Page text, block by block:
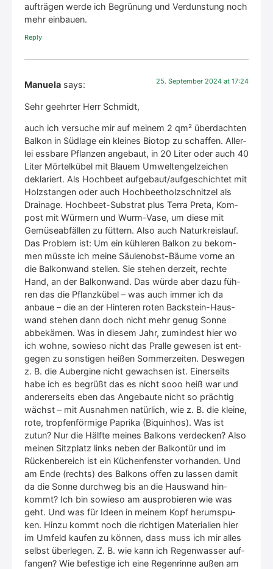
auf­trä­gen wer­de ich Begrü­nung und Ver­duns­tung noch
mehr ein­bau­en.
Rep­ly
Manuela says: 25. Sep­tem­ber 2024 at 17:24
Sehr geehr­ter Herr Schmidt,
auch ich ver­su­che mir auf mei­nem 2 qm² über­dach­ten
Bal­kon in Süd­la­ge ein klei­nes Bio­top zu schaf­fen. Aller­
lei ess­ba­re Pflan­zen ange­baut, in 20 Liter oder auch 40
Liter Mör­tel­kü­bel mit Blau­em Umwelt­engel­zei­chen
dekla­riert. Als Hoch­beet aufgebaut/aufgeschichtet mit
Holz­stan­gen oder auch Hoch­be­et­holz­schnit­zel als
Drai­na­ge. Hoch­beet-Sub­strat plus Ter­ra Pre­ta, Kom­
post mit Wür­mern und Wurm-Vase, um die­se mit
Gemü­se­ab­fäl­len zu füt­tern. Also auch Natur­kreis­lauf.
Das Pro­blem ist: Um ein küh­le­ren Bal­kon zu bekom­
men müss­te ich mei­ne Säu­len­obst-Bäu­me vor­ne an
die Bal­kon­wand stel­len. Sie ste­hen der­zeit, rech­te
Hand, an der Bal­kon­wand. Das wür­de aber dazu füh­
ren das die Pflanz­kü­bel – was auch immer ich da
anbaue – die an der Hin­te­ren roten Back­stein-Haus­
wand ste­hen dann doch nicht mehr genug Son­ne
abbe­kä­men. Was in die­sem Jahr, zumin­dest hier wo
ich woh­ne, sowie­so nicht das Pral­le gewe­sen ist ent­
ge­gen zu sons­ti­gen hei­ßen Som­mer­zei­ten. Des­we­gen
z. B. die Auber­gi­ne nicht gewach­sen ist. Einer­seits
habe ich es begrüßt das es nicht sooo heiß war und
ande­rer­seits eben das Ange­bau­te nicht so präch­tig
wächst – mit Aus­nah­men natür­lich, wie z. B. die klei­ne,
rote, trop­fen­för­mi­ge Papri­ka (Biquin­hos). Was ist
zutun? Nur die Hälf­te mei­nes Bal­kons ver­de­cken? Also
mei­nen Sitz­platz links neben der Bal­kon­tür und im
Rücken­be­reich ist ein Küchen­fens­ter vor­han­den. Und
am Ende (rechts) des Bal­kons offen zu las­sen damit
da die Son­ne durch­weg bis an die Haus­wand hin­
kommt? Ich bin sowie­so am aus­pro­bie­ren wie was
geht. Und was für Ideen in mei­nem Kopf her­um­spu­
ken. Hin­zu kommt noch die rich­ti­gen Mate­ria­li­en hier
im Umfeld kau­fen zu kön­nen, dass muss ich mir alles
selbst über­le­gen. Z. B. wie kann ich Regen­was­ser auf­
fan­gen? Wie befes­ti­ge ich eine Regen­rin­ne außen am